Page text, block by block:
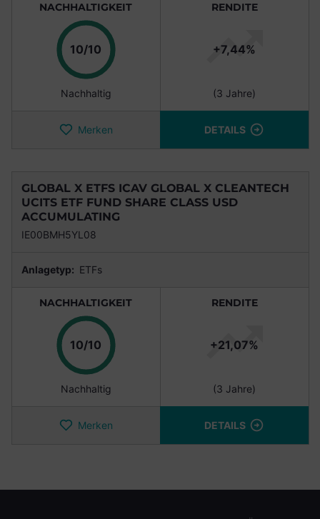
NACHHALTIGKEIT
10/10 Punkte
Nachhaltig
RENDITE
+7,44%
(3 Jahre)
Merken DETAILS
GLOBAL X ETFS ICAV GLOBAL X CLEANTECH
UCITS ETF FUND SHARE CLASS USD
ACCUMULATING
IE00BMH5YL08
Anlagetyp: ETFs
NACHHALTIGKEIT
10/10 Punkte
Nachhaltig
RENDITE
+21,07%
(3 Jahre)
Merken DETAILS